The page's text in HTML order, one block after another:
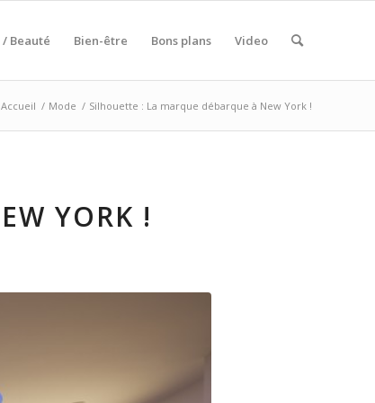
Beauté Bien-être Bons plans Video
Accueil / Mode / Silhouette : La marque débarque à New York !
YORK !